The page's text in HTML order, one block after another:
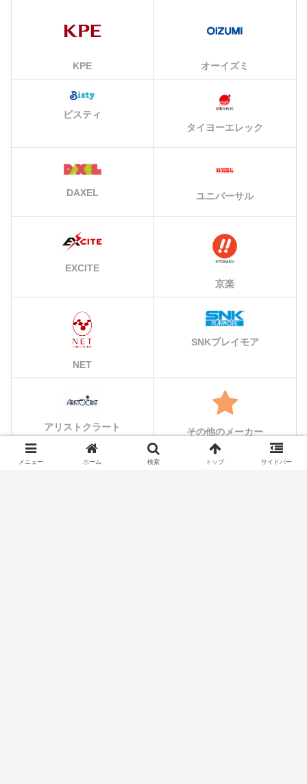
KPE オーイズミ
ビスティ
タイヨーエレック
DAXEL ユニバーサル
EXCITE
京楽
NET
SNKプレイモア
アリストクラート その他のメーカー
メニュー ホーム 検索 トップ サイドバー